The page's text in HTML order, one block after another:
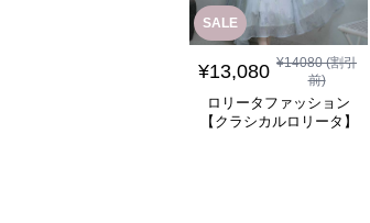
SALE
¥13,080 ¥14080(割引
前)
ロリータファッション
【クラシカルロリータ】